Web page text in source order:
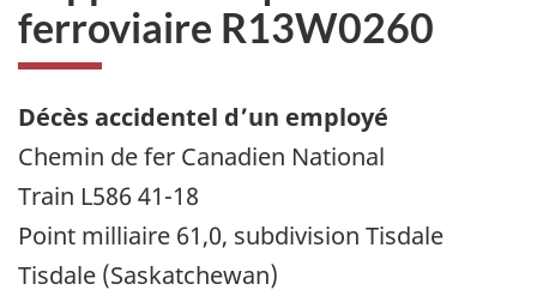
ferroviaire R13W0260
Décès accidentel d’un employé
Chemin de fer Canadien National
Train L586 41-18
Point milliaire 61,0, subdivision Tisdale
Tisdale (Saskatchewan)